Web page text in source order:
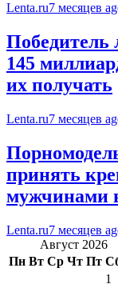
Lenta.ru7 месяцев
Победитель
145
их получать
Lenta.ru7 месяцев
принять
мужчинами
Lenta.ru7 месяцев
Август 2026
Пн Вт Ср Чт Пт
1